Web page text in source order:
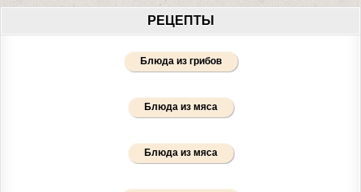
РЕЦЕПТЫ
Блюда из грибов
Блюда из мяса
Блюда из мяса